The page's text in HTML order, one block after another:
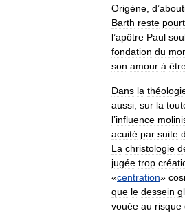
Origène d’
Barth reste
l’apôtre Paul
fondation du
son amour à
Dans la
aussi sur la
l’influence
acuité par suite
La christologie
jugée trop
«centration»
que le dessein
vouée au risque